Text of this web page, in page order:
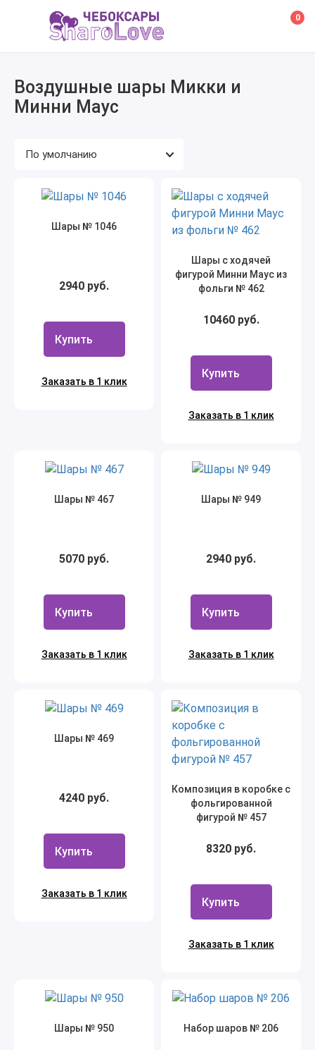
0
Воздушные шары Микки и
Минни Маус
Шары № 1046
2940 руб.
Купить
Заказать в 1 клик
Шары с ходячей
фигурой Минни Маус из
фольги № 462
10460 руб.
Купить
Заказать в 1 клик
Шары № 467
5070 руб.
Купить
Заказать в 1 клик
Шары № 949
2940 руб.
Купить
Заказать в 1 клик
Шары № 469
4240 руб.
Купить
Заказать в 1 клик
Композиция в коробке с
фольгированной
фигурой № 457
8320 руб.
Купить
Заказать в 1 клик
Шары № 950 Набор шаров № 206